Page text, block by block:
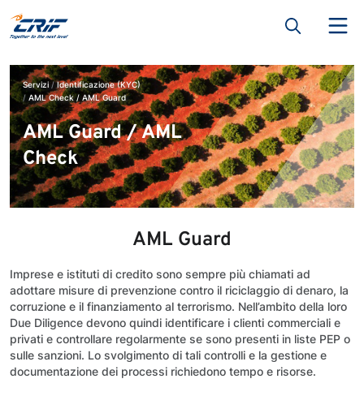
Servizi
Identificazione (KYC)
AML Check / AML Guard
AML Guard / AML
Check
AML Guard
Imprese e istituti di credito sono sempre più chiamati ad
adottare misure di prevenzione contro il riciclaggio di denaro, la
corruzione e il finanziamento al terrorismo. Nell’ambito della loro
Due Diligence devono quindi identificare i clienti commerciali e
privati e controllare regolarmente se sono presenti in liste PEP o
sulle sanzioni. Lo svolgimento di tali controlli e la gestione e
documentazione dei processi richiedono tempo e risorse.